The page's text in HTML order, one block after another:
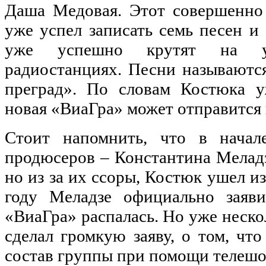
Даша Медовая. Этот
уже успел записать семь песен
уже успешно крутят на
радиостанциях. Песни
преград». По словам Костюка
новая «ВиаГра» может
Стоит напомнить, что в
продюсеров – Константина
но из за их ссоры, Костюк ушел
году Меладзе официально
«ВиаГра» распалась. Но уже
сделал громкую заяву, о том,
состав группы при помощи